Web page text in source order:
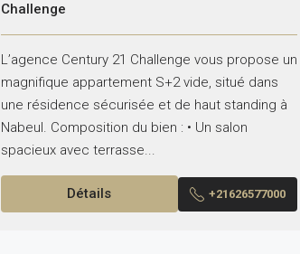
Challenge
L’agence Century 21 Challenge vous propose un
magnifique appartement S+2 vide, situé dans
une résidence sécurisée et de haut standing à
Nabeul. Composition du bien : • Un salon
spacieux avec terrasse...
Détails +21626577000